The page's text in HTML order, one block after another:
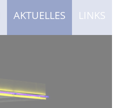
AKTUELLES LINKS